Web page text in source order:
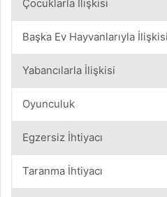
Çocuklarla İlişkisi
Başka Ev Hayvanlarıyla İlişkisi
Yabancılarla İlişkisi
Oyunculuk
Egzersiz İhtiyacı
Taranma İhtiyacı